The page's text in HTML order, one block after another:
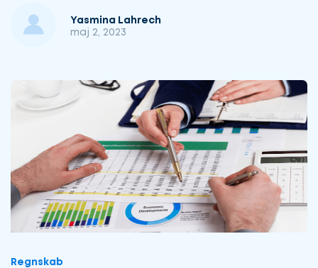
Yasmina Lahrech
maj 2, 2023
Regnskab